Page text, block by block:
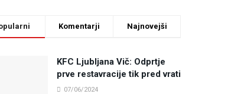
Komentarji Najnovejši
KFC Ljubljana Vič: Odprtje
prve restavracije tik pred vrati
07/06/2024